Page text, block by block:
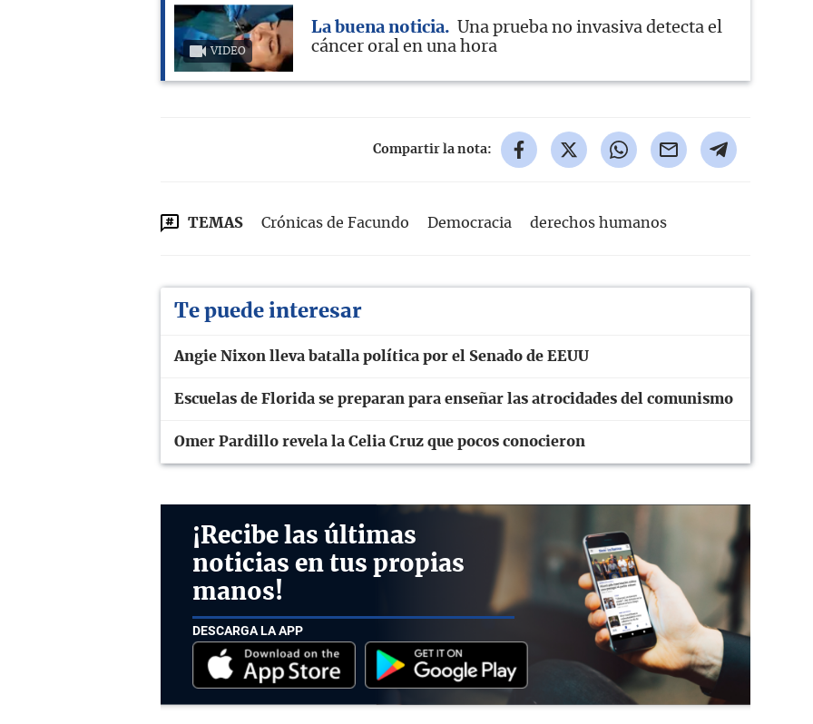
VIDEO
La buena noticia
Una prueba no invasiva detecta el
cáncer oral en una hora
Compartir la nota:
TEMAS Crónicas de Facundo Democracia derechos humanos
Te puede interesar
Angie Nixon lleva batalla política por el Senado de EEUU
Escuelas de Florida se preparan para enseñar las atrocidades del comunismo
Omer Pardillo revela la Celia Cruz que pocos conocieron
¡Recibe las últimas
noticias en tus propias
manos!
DESCARGA LA APP